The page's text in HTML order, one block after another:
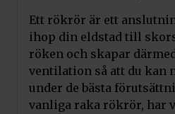
Ett rökrör är ett
ihop din eldstad till
röken och skapar
ventilation så att du kan
under de bästa
vanliga raka rökrör, har